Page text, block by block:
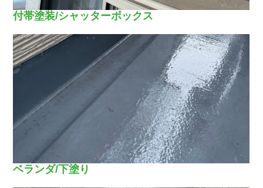
付帯塗装/シャッターボックス
ベランダ/下塗り